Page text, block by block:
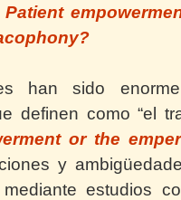
Patient
han sido
definen como “el
or the
y
estudios